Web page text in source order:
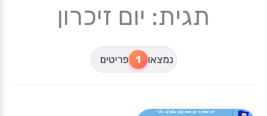
תגית: יום זיכרון
נמצאו 1 פריטים